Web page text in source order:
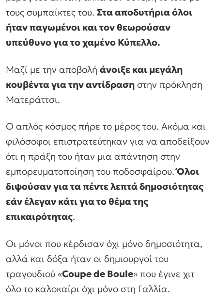
τους συμπαίκτες του. Στα αποδυτήρια όλοι
ήταν παγωμένοι και τον θεωρούσαν
υπεύθυνο για το χαμένο Κύπελλο.
Μαζί με την αποβολή άνοιξε και μεγάλη
κουβέντα για την αντίδραση στην πρόκληση
Ματεράττσι.
Ο απλός κόσμος πήρε το μέρος του. Ακόμα και
φιλόσοφοι επιστρατεύτηκαν για να αποδείξουν
ότι η πράξη του ήταν μια απάντηση στην
εμπορευματοποίηση του ποδοσφαίρου.Όλοι
διψούσαν για τα πέντε λεπτά δημοσιότητας
εάν έλεγαν κάτι για το θέμα της
επικαιρότητας.
Οι μόνοι που κέρδισαν όχι μόνο δημοσιότητα,
αλλά και δόξα ήταν οι δημιουργοί του
τραγουδιού «Coupe de Boule» που έγινε χιτ
όλο το καλοκαίρι όχι μόνο στη Γαλλία.